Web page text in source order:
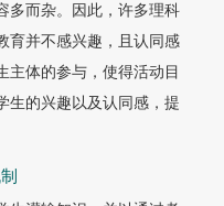
多而杂。因此，许多理科
育并不感兴趣，且认同感
主体的参与，使得活动目
生的兴趣以及认同感，提